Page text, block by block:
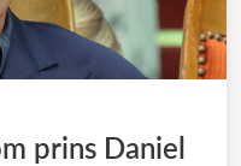
prins Daniel